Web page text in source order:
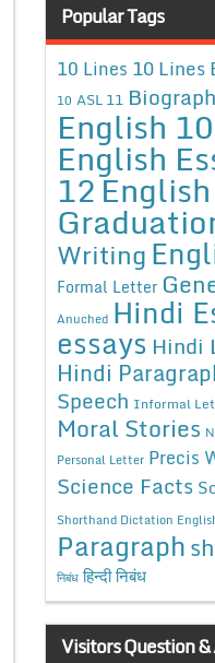
Popular Tags
10 Lines 10 Lines
10 ASL 11
English 10
English
12
Writing
Formal Letter
Anuched Hindi
essays Hindi
Hindi
Speech Informal
Moral Stories
Personal Letter Precis
Science Facts
Shorthand Dictation
Paragraph
निबंध हिन्दी निबंध
Visitors Question &